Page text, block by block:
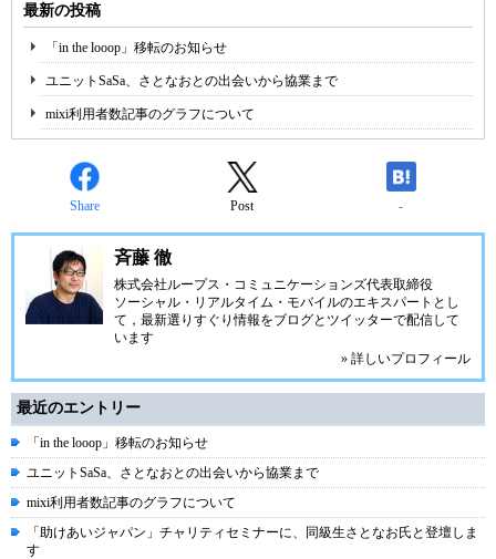
最新の投稿
「in the looop」移転のお知らせ
ユニットSaSa、さとなおとの出会いから協業まで
mixi利用者数記事のグラフについて
Share Post -
斉藤 徹
株式会社ループス・コミュニケーションズ代表取締役
ソーシャル・リアルタイム・モバイルのエキスパートとし
て，最新選りすぐり情報をブログとツイッターで配信して
います
» 詳しいプロフィール
最近のエントリー
「in the looop」移転のお知らせ
ユニットSaSa、さとなおとの出会いから協業まで
mixi利用者数記事のグラフについて
「助けあいジャパン」チャリティセミナーに、同級生さとなお氏と登壇しま
す